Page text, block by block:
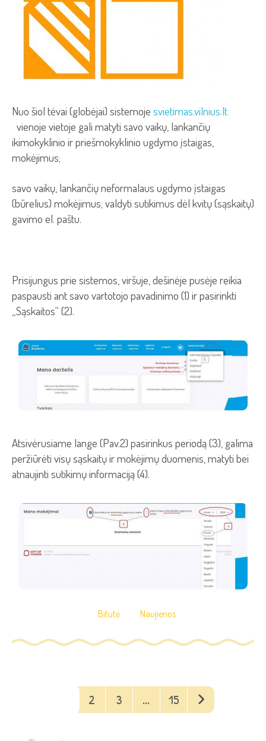
Nuo šiol tėvai (globėjai) sistemoje svietimas.vilnius.lt
vienoje vietoje gali matyti savo vaikų, lankančių
ikimokyklinio ir priešmokyklinio ugdymo įstaigas,
mokėjimus;
savo vaikų, lankančių neformalaus ugdymo įstaigas
(būrelius) mokėjimus; valdyti sutikimus dėl kvitų (sąskaitų)
gavimo el. paštu.
Prisijungus prie sistemos, viršuje, dešinėje pusėje reikia
paspausti ant savo vartotojo pavadinimo (1) ir pasirinkti
„Sąskaitos“ (2).
Atsivėrusiame lange (Pav.2) pasirinkus periodą (3), galima
peržiūrėti visų sąskaitų ir mokėjimų duomenis, matyti bei
atnaujinti sutikimų informaciją (4).
Bitutė Naujienos
2 3 … 15